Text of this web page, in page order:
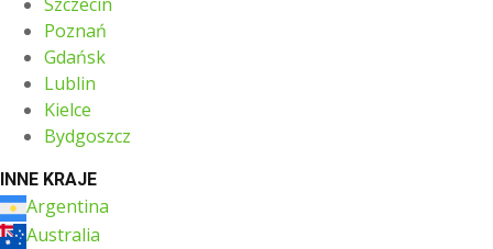
Poznań
Gdańsk
Lublin
Kielce
Bydgoszcz
INNE KRAJE
Argentina
Australia